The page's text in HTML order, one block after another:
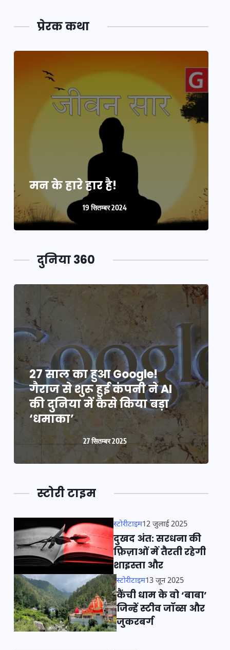
प्रेरक कथा
मन के हारे हार है!
19 सितम्बर 2024
दुनिया 360
27 साल का हुआ Google!
गैराज से शुरू हुई कंपनी ने AI
की दुनिया में कैसे किया बड़ा
‘धमाका’
27 सितम्बर 2025
स्टोरी टाइम
स्टोरीटाइम12 जुलाई 2025
दुखद अंत: सरधना की
फ़िज़ाओं में तैरती रहेगी
शाइस्ता और
स्टोरीटाइम13 जून 2025
कैंची धाम के वो ‘बाबा’
जिन्हें स्टीव जॉब्स और
जुकरबर्ग